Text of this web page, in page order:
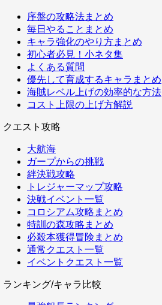
序盤の攻略法まとめ
毎日やることまとめ
キャラ強化のやり方まとめ
初心者必見！小ネタ集
よくある質問
優先して育成するキャラまとめ
海賊レベル上げの効率的な方法
コスト上限の上げ方解説
クエスト攻略
大航海
ガープからの挑戦
絆決戦攻略
トレジャーマップ攻略
決戦イベント一覧
コロシアム攻略まとめ
特訓の森攻略まとめ
必殺本獲得冒険まとめ
通常クエスト一覧
イベントクエスト一覧
ランキング/キャラ比較